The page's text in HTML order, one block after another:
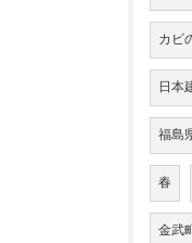
カビ
日本
福島
春
金武